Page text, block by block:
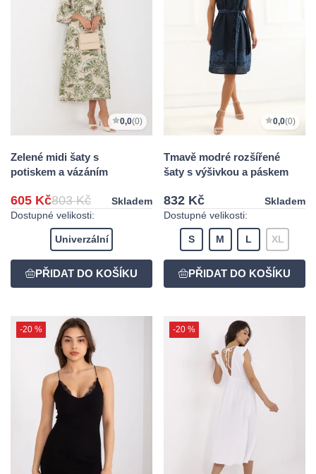
0,0(0)
Zelené midi šaty s
potiskem a vázáním
605 Kč803 Kč
Skladem
Dostupné velikosti:
Univerzální
0,0(0)
Tmavě modré rozšířené
šaty s výšivkou a páskem
832 Kč
Skladem
Dostupné velikosti:
S M L XL
-20 % -20 %